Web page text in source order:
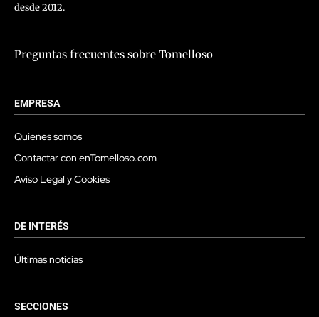
desde 2012.
Preguntas frecuentes sobre Tomelloso
EMPRESA
Quienes somos
Contactar con enTomelloso.com
Aviso Legal y Cookies
DE INTERÉS
Últimas noticias
SECCIONES